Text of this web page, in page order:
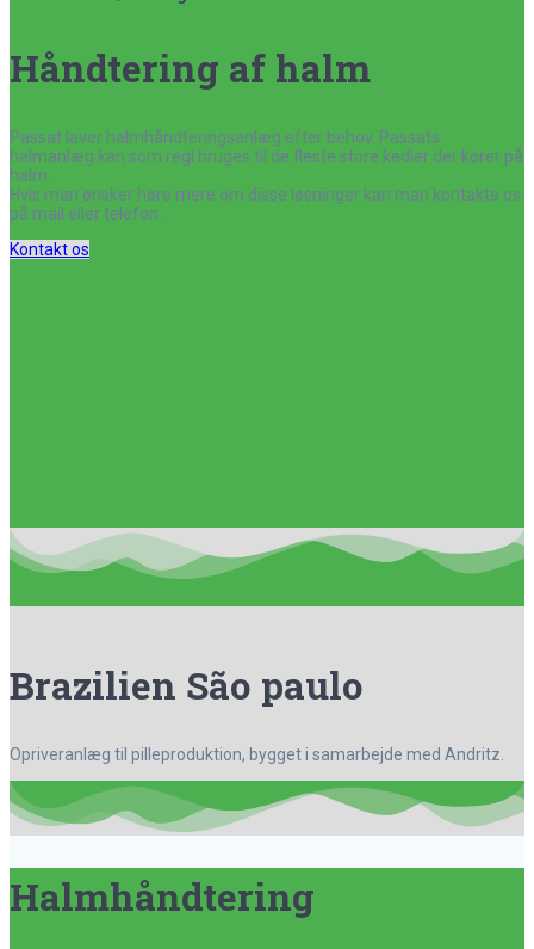
Håndtering af halm
Passat laver halmhåndteringsanlæg efter behov. Passats
halmanlæg kan som regl bruges til de fleste store kedler der kører på
halm.
Hvis man ønsker høre mere om disse løsninger kan man kontakte os
på mail eller telefon.
Kontakt os
Brazilien São paulo
Opriveranlæg til pilleproduktion, bygget i samarbejde med Andritz.
Halmhåndtering